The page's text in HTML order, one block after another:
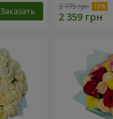
Заказать 2 775 грн